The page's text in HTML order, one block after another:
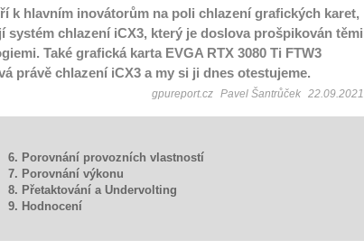
k hlavním inovátorům na poli chlazení grafických karet,
systém chlazení iCX3, který je doslova prošpikován těmi
Také grafická karta EVGA RTX 3080 Ti FTW3
právě chlazení iCX3 a my si ji dnes otestujeme.
gpureport.cz Pavel Šantrůček 22.09.2021
6. Porovnání provozních vlastností
7. Porovnání výkonu
8. Přetaktování a Undervolting
9. Hodnocení